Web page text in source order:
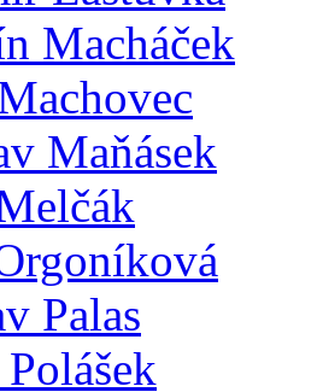
Macháček
Maňásek
Palas